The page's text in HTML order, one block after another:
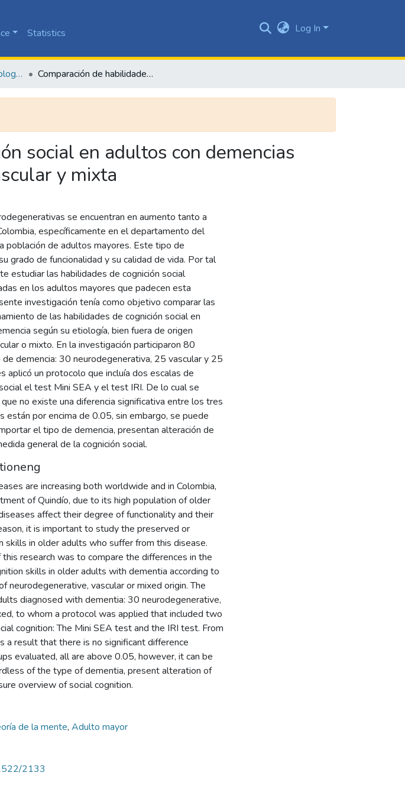
Statistics Log In
Maestría en Neuropsicología Clínica Comparación de habilidades de cognición social en adultos con demencias neurodegenerativas tipo Alzheimer, vascular y mixta
social en adultos con demencias
y mixta
se encuentran en aumento tanto a
específicamente en el departamento del
población de adultos mayores. Este tipo de
grado de funcionalidad y su calidad de vida. Por tal
estudiar las habilidades de cognición social
en los adultos mayores que padecen esta
investigación tenía como objetivo comparar las
de las habilidades de cognición social en
según su etiología, bien fuera de origen
o mixto. En la investigación participaron 80
demencia: 30 neurodegenerativa, 25 vascular y 25
aplicó un protocolo que incluía dos escalas de
el test Mini SEA y el test IRI. De lo cual se
no existe una diferencia significativa entre los tres
están por encima de 0.05, sin embargo, se puede
el tipo de demencia, presentan alteración de
general de la cognición social.
are increasing both worldwide and in Colombia,
of Quindío, due to its high population of older
affect their degree of functionality and their
it is important to study the preserved or
skills in older adults who suffer from this disease.
research was to compare the differences in the
skills in older adults with dementia according to
neurodegenerative, vascular or mixed origin. The
diagnosed with dementia: 30 neurodegenerative,
to whom a protocol was applied that included two
cognition: The Mini SEA test and the IRI test. From
a result that there is no significant difference
evaluated, all are above 0.05, however, it can be
of the type of dementia, present alteration of
overview of social cognition.
de la mente, Adulto mayor
2133